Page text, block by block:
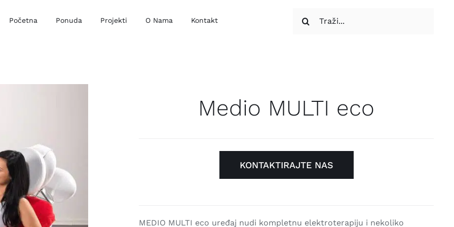
Početna Ponuda Projekti O Nama Kontakt
Medio MULTI eco
KONTAKTIRAJTE NAS
MEDIO MULTI eco uređaj nudi kompletnu elektroterapiju i nekoliko